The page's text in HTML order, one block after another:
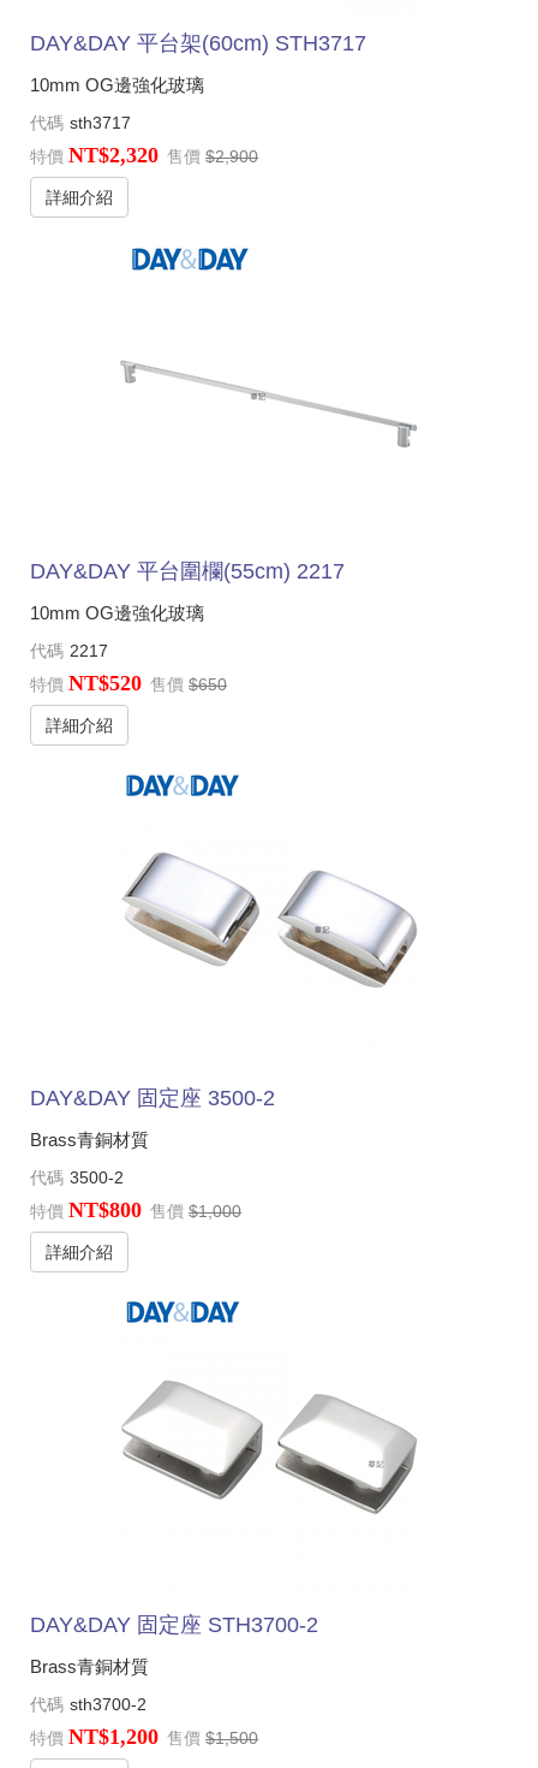
DAY&DAY 平台架(60cm) STH3717
10mm OG邊強化玻璃
代碼 sth3717
特價 NT$2,320 售價 $2,900
詳細介紹
DAY&DAY 平台圍欄(55cm) 2217
10mm OG邊強化玻璃
代碼 2217
特價 NT$520 售價 $650
詳細介紹
DAY&DAY 固定座 3500-2
Brass青銅材質
代碼 3500-2
特價 NT$800 售價 $1,000
詳細介紹
DAY&DAY 固定座 STH3700-2
Brass青銅材質
代碼 sth3700-2
特價 NT$1,200 售價 $1,500